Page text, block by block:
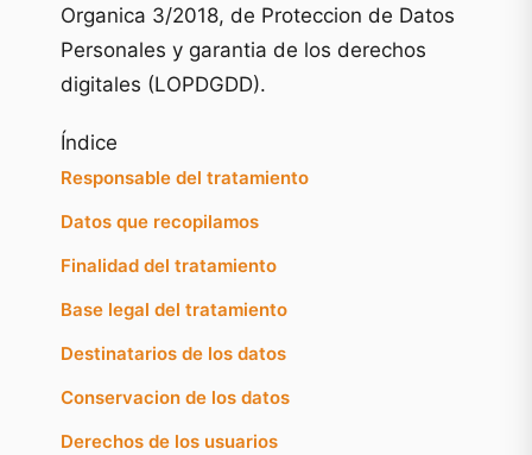
Organica 3/2018, de Proteccion de Datos
Personales y garantia de los derechos
digitales (LOPDGDD).
Índice
Responsable del tratamiento
Datos que recopilamos
Finalidad del tratamiento
Base legal del tratamiento
Destinatarios de los datos
Conservacion de los datos
Derechos de los usuarios